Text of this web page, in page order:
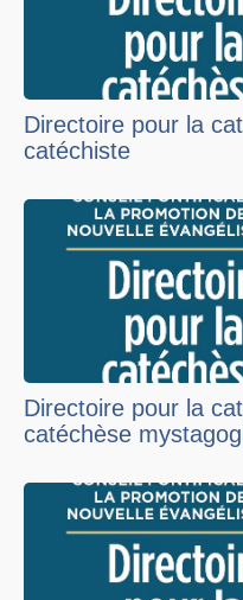
Directoire pour la
catéchiste
Directoire pour la
catéchèse